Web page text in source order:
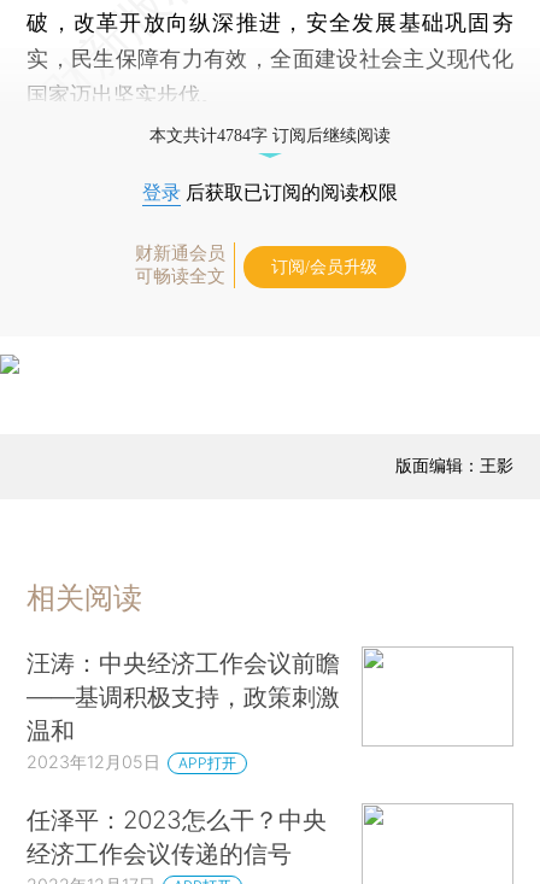
破，改革开放向纵深推进，安全发展基础巩固夯
实，民生保障有力有效，全面建设社会主义现代化
国家迈出坚实步伐。
本文共计4784字 订阅后继续阅读
登录 后获取已订阅的阅读权限
财新通会员
可畅读全文
订阅/会员升级
版面编辑：王影
相关阅读
汪涛：中央经济工作会议前瞻
——基调积极支持，政策刺激
温和
2023年12月05日 APP打开
任泽平：2023怎么干？中央
经济工作会议传递的信号